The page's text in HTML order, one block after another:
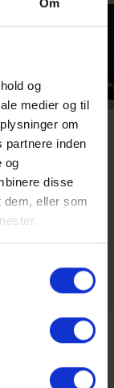
Om
og
medier og til
om
partnere inden
og
disse
dem, eller som
komikere